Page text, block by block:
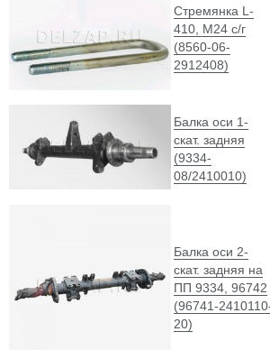
Стремянка L-
410, М24 с/г
(8560-06-
2912408)
Балка оси 1-
скат. задняя
(9334-
08/2410010)
Балка оси 2-
скат. задняя на
ПП 9334, 96742
(96741-
20)